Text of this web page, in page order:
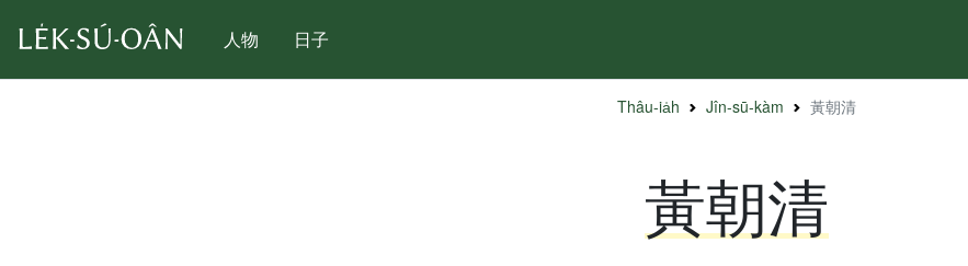
人物 日子
Thâu-ia̍h Jîn-sū-kàm 黃朝清
黃朝清